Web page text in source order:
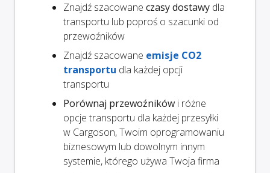
Znajdź szacowane czasy dostawy dla
transportu lub poproś o szacunki od
przewoźników
Znajdź szacowane emisje CO2
transportu dla każdej opcji
transportu
Porównaj przewoźników i różne
opcje transportu dla każdej przesyłki
w Cargoson, Twoim oprogramowaniu
biznesowym lub dowolnym innym
systemie, którego używa Twoja firma